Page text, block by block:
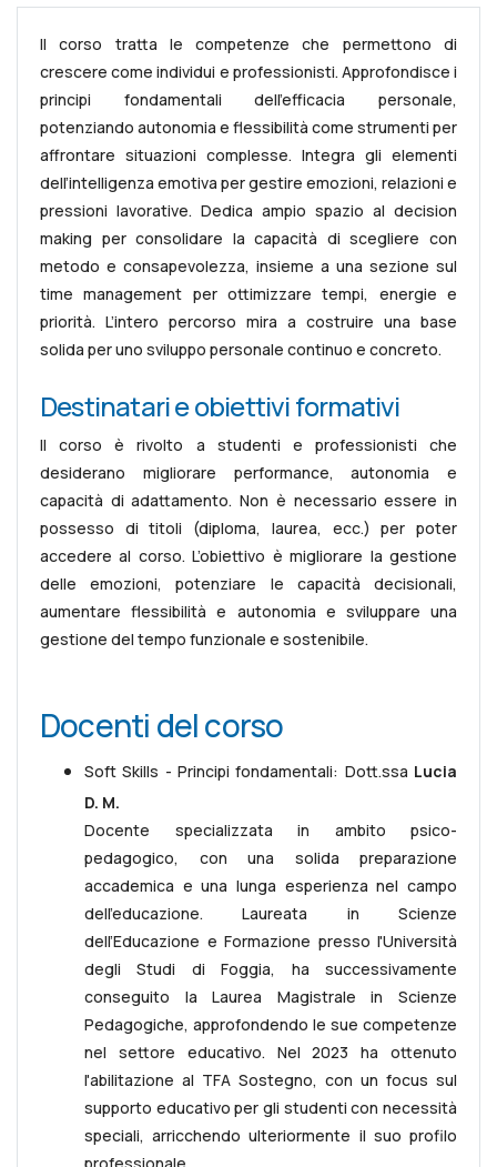
Il corso tratta le competenze che permettono di
crescere come individui e professionisti. Approfondisce i
principi fondamentali dell’efficacia personale,
potenziando autonomia e flessibilità come strumenti per
affrontare situazioni complesse. Integra gli elementi
dell’intelligenza emotiva per gestire emozioni, relazioni e
pressioni lavorative. Dedica ampio spazio al decision
making per consolidare la capacità di scegliere con
metodo e consapevolezza, insieme a una sezione sul
time management per ottimizzare tempi, energie e
priorità. L’intero percorso mira a costruire una base
solida per uno sviluppo personale continuo e concreto.
Destinatari e obiettivi formativi
Il corso è rivolto a studenti e professionisti che
desiderano migliorare performance, autonomia e
capacità di adattamento. Non è necessario essere in
possesso di titoli (diploma, laurea, ecc.) per poter
accedere al corso. L’obiettivo è migliorare la gestione
delle emozioni, potenziare le capacità decisionali,
aumentare flessibilità e autonomia e sviluppare una
gestione del tempo funzionale e sostenibile.
Docenti del corso
Soft Skills - Principi fondamentali: Dott.ssa Lucia
D. M.
Docente specializzata in ambito psico-
pedagogico, con una solida preparazione
accademica e una lunga esperienza nel campo
dell'educazione. Laureata in Scienze
dell’Educazione e Formazione presso l'Università
degli Studi di Foggia, ha successivamente
conseguito la Laurea Magistrale in Scienze
Pedagogiche, approfondendo le sue competenze
nel settore educativo. Nel 2023 ha ottenuto
l'abilitazione al TFA Sostegno, con un focus sul
supporto educativo per gli studenti con necessità
speciali, arricchendo ulteriormente il suo profilo